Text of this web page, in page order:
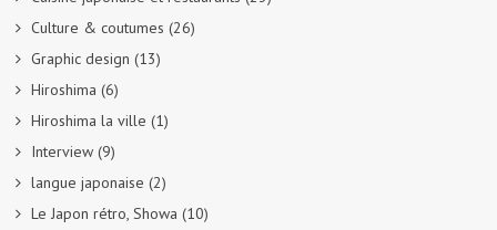
Culture & coutumes (26)
Graphic design (13)
Hiroshima (6)
Hiroshima la ville (1)
Interview (9)
langue japonaise (2)
Le Japon rétro, Showa (10)